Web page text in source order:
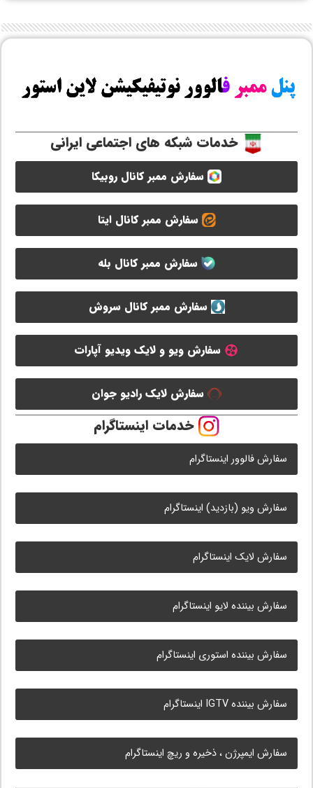
خدمات شبکه های اجتماعی ایرانی
سفارش ممبر کانال روبیکا
سفارش ممبر کانال ایتا
سفارش ممبر کانال بله
سفارش ممبر کانال سروش
سفارش ویو و لایک ویدیو آپارات
سفارش لایک رادیو جوان
خدمات اینستاگرام
سفارش فالوور اینستاگرام
سفارش ویو (بازدید) اینستاگرام
سفارش لایک اینستاگرام
سفارش بیننده لایو اینستاگرام
سفارش بیننده استوری اینستاگرام
سفارش بیننده IGTV اینستاگرام
سفارش ایمپرژن ، ذخیره و ریچ اینستاگرام